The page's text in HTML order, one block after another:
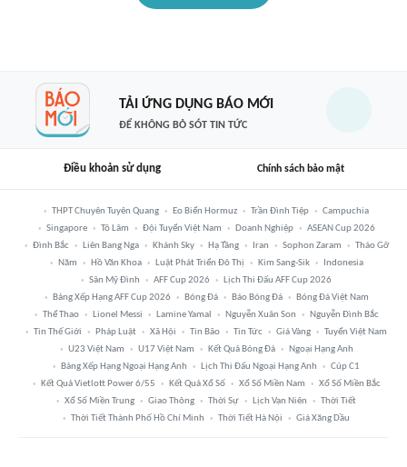
TẢI ỨNG DỤNG BÁO MỚI
ĐỂ KHÔNG BỎ SÓT TIN TỨC
Điều khoản sử dụng Chính sách bảo mật
THPT Chuyên Tuyên Quang Eo Biển Hormuz Trần Đình Tiệp
Campuchia
Singapore
Tô Lâm Đội Tuyển Việt Nam Doanh Nghiệp
ASEAN Cup 2026
Đình Bắc
Liên Bang Nga Khánh Sky Hạ Tầng Iran Sophon Zaram
Tháo Gỡ
Năm
Hồ Văn Khoa Luật Phát Triển Đô Thị Kim Sang-Sik
Indonesia
Sân Mỹ Đình
AFF Cup 2026
Lịch Thi Đấu AFF Cup 2026
Bảng Xếp Hạng AFF Cup 2026
Bóng Đá Báo Bóng Đá
Bóng Đá Việt Nam
Thể Thao
Lionel Messi Lamine Yamal Nguyễn Xuân Son
Nguyễn Đình Bắc
Tin Thế Giới
Pháp Luật Xã Hội Tin Bão Tin Tức Giá Vàng
Tuyển Việt Nam
U23 Việt Nam
U17 Việt Nam Kết Quả Bóng Đá
Ngoại Hạng Anh
Bảng Xếp Hạng Ngoại Hạng Anh
Lịch Thi Đấu Ngoại Hạng Anh
Cúp C1
Kết Quả Vietlott Power 6/55
Kết Quả Xổ Số Xổ Số Miền Nam
Xổ Số Miền Bắc
Xổ Số Miền Trung
Giao Thông Thời Sự Lịch Vạn Niên
Thời Tiết
Thời Tiết Thành Phố Hồ Chí Minh
Thời Tiết Hà Nội Giá Xăng Dầu